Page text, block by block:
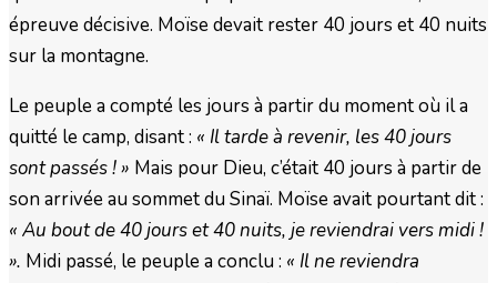
épreuve décisive. Moïse devait rester 40 jours et 40 nuits
sur la montagne.
Le peuple a compté les jours à partir du moment où il a
quitté le camp, disant : « Il tarde à revenir, les 40 jours
sont passés ! » Mais pour Dieu, c’était 40 jours à partir de
son arrivée au sommet du Sinaï. Moïse avait pourtant dit :
« Au bout de 40 jours et 40 nuits, je reviendrai vers midi !
». Midi passé, le peuple a conclu : « Il ne reviendra